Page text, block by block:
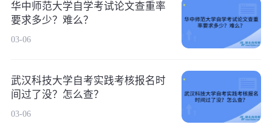
华中师范大学自学考试论文查重率
要求多少？难么？
03-06
武汉科技大学自考实践考核报名时
间过了没？怎么查？
03-06